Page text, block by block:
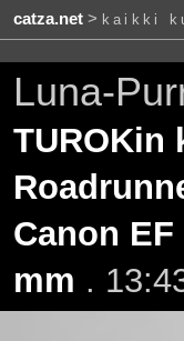
catza.net> kaikki
Luna-
TUROKin
Canon
mm .